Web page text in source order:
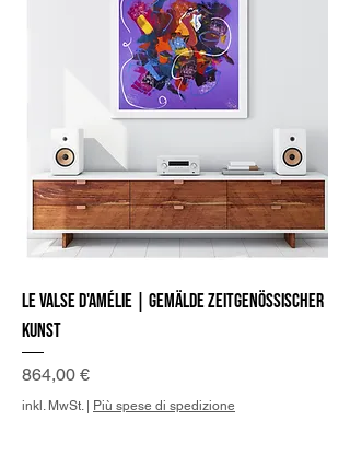
Le Valse d'Amélie | Gemälde zeitgenössischer
Kunst
Preis
864,00 €
inkl. MwSt.| Più spese di spedizione